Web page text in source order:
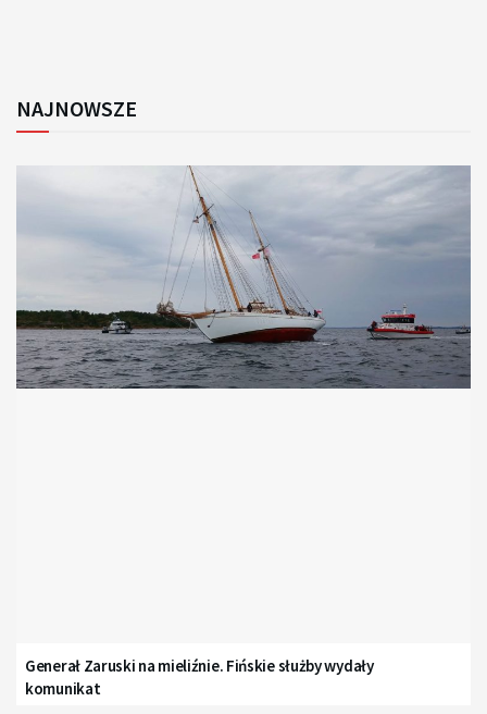
NAJNOWSZE
Generał Zaruski na mieliźnie. Fińskie służby wydały
komunikat